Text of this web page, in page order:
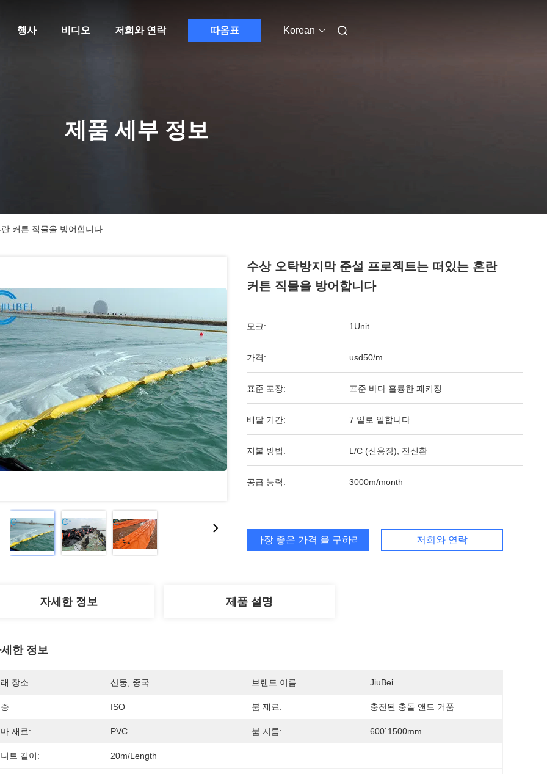
행사 비디오 저희와 연락 따옴표 Korean
제품 세부 정보
커튼 직물을 방어합니다
수상 오탁방지막 준설 프로젝트는 떠있는 혼란
커튼 직물을 방어합니다
모크: 1Unit
가격: usd50/m
표준 포장: 표준 바다 훌륭한 패키징
배달 기간: 7 일로 일합니다
지불 방법: L/C (신용장), 전신환
공급 능력: 3000m/month
가장 좋은 가격 을 구하라 저희와 연락
자세한 정보 제품 설명
한 정보
장소 산둥, 중국 브랜드 이름 JiuBei
ISO 붐 재료: 충전된 충돌 앤드 거품
재료: PVC 붐 지름: 600`1500mm
트 길이: 20m/length